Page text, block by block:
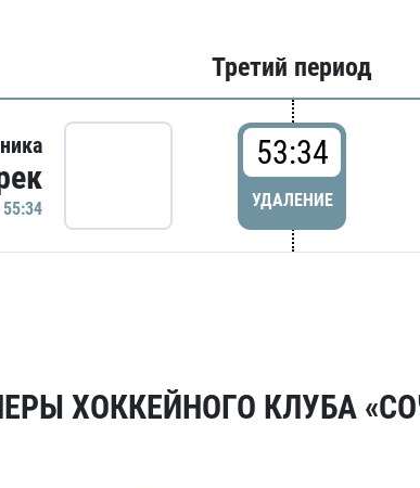
Третий период
53:34
УДАЛЕНИЕ
ХОККЕЙНОГО КЛУБА